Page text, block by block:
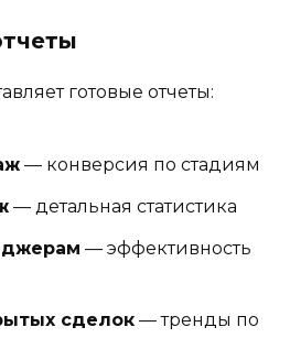
готовые отчеты:
— конверсия по стадиям
— детальная статистика
— эффективность
сделок — тренды по